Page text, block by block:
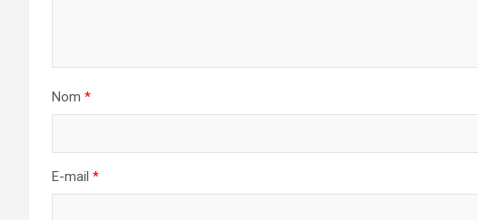
Nom *
E-mail *